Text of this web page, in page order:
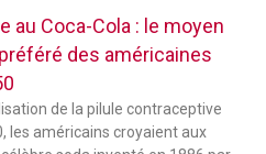
au Coca-Cola : le moyen
des américaines
de la pilule contraceptive
les américains croyaient aux